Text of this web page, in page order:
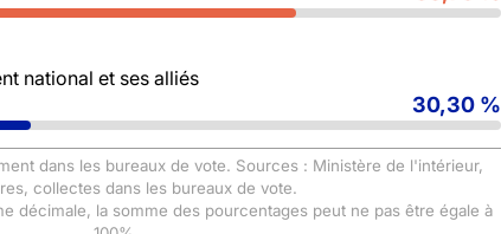
national et ses alliés
30,30 %
dans les bureaux de vote. Sources : Ministère de l'intérieur,
collectes dans les bureaux de vote.
décimale, la somme des pourcentages peut ne pas être égale à